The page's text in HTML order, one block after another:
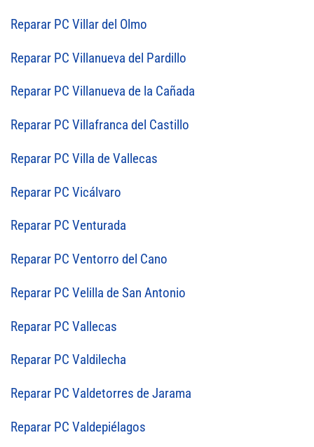
Reparar PC Villar del Olmo
Reparar PC Villanueva del Pardillo
Reparar PC Villanueva de la Cañada
Reparar PC Villafranca del Castillo
Reparar PC Villa de Vallecas
Reparar PC Vicálvaro
Reparar PC Venturada
Reparar PC Ventorro del Cano
Reparar PC Velilla de San Antonio
Reparar PC Vallecas
Reparar PC Valdilecha
Reparar PC Valdetorres de Jarama
Reparar PC Valdepiélagos